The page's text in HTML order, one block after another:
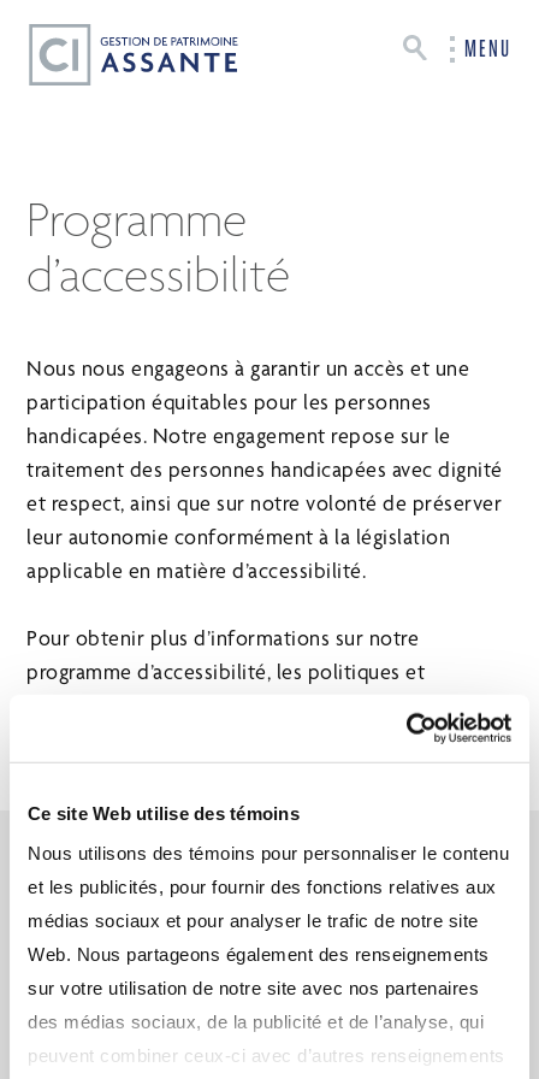
Ce site Web utilise des témoins
Nous utilisons des témoins pour personnaliser le contenu
et les publicités, pour fournir des fonctions relatives aux
médias sociaux et pour analyser le trafic de notre site
Web. Nous partageons également des renseignements
sur votre utilisation de notre site avec nos partenaires
des médias sociaux, de la publicité et de l’analyse, qui
peuvent combiner ceux-ci avec d’autres renseignements
MENU
Programme
d’accessibilité
Nous nous engageons à garantir un accès et une
participation équitables pour les personnes
handicapées. Notre engagement repose sur le
traitement des personnes handicapées avec dignité
et respect, ainsi que sur notre volonté de préserver
leur autonomie conformément à la législation
applicable en matière d’accessibilité.
Pour obtenir plus d’informations sur notre
programme d’accessibilité, les politiques et
procédures applicables, veuillez consulter le lien
À PROPOS DE